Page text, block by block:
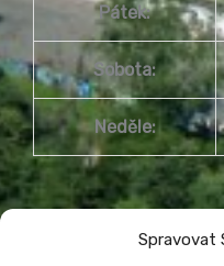
Spravovat
Pátek:
Sobota:
Neděle: